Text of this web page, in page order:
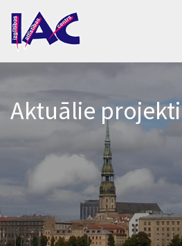
Aktuālie projekti